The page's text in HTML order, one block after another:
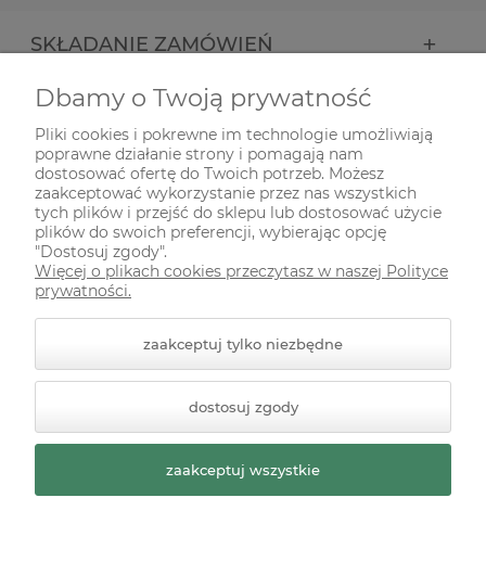
SKŁADANIE ZAMÓWIEŃ
INFORMACJE
ODWIEDŹ NAS NA
Styl graficzny ShopGadget.pl
Sklep internetowy Shoper
Premium
Dbamy o Twoją prywatność
Pliki cookies i pokrewne im technologie umożliwiają
poprawne działanie strony i pomagają nam
dostosować ofertę do Twoich potrzeb. Możesz
zaakceptować wykorzystanie przez nas wszystkich
tych plików i przejść do sklepu lub dostosować użycie
plików do swoich preferencji, wybierając opcję
"Dostosuj zgody".
Więcej o plikach cookies przeczytasz w naszej Polityce
prywatności.
zaakceptuj tylko niezbędne
dostosuj zgody
zaakceptuj wszystkie